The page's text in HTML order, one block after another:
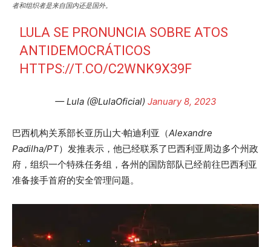
者和组织者是来自国内还是国外。
LULA SE PRONUNCIA SOBRE ATOS
ANTIDEMOCRÁTICOS
HTTPS://T.CO/C2WNK9X39F
— Lula (@LulaOficial) January 8, 2023
巴西机构关系部长亚历山大·帕迪利亚（Alexandre
Padilha/PT）发推表示，他已经联系了巴西利亚周边多个州政
府，组织一个特殊任务组，各州的国防部队已经前往巴西利亚
准备接手首府的安全管理问题。